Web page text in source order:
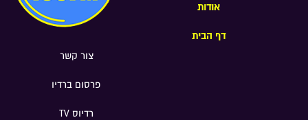
אודות
דף הבית
צור קשר
פרסום ברדיו
רדיוס TV